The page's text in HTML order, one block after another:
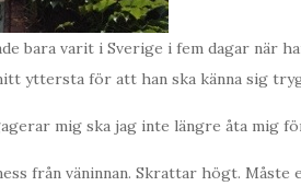
bara varit i Sverige i fem dagar när
yttersta för att han ska känna sig
mig ska jag inte längre åta mig
från väninnan. Skrattar högt. Måste